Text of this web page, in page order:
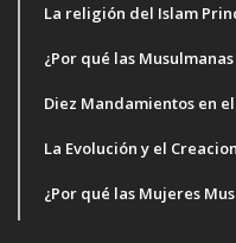
La religión del Islam
¿Por qué las
Diez Mandamientos en
La Evolución y el
¿Por qué las Mujeres